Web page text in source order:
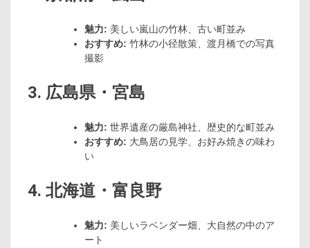
魅力: 美しい嵐山の竹林、古い町並み
おすすめ: 竹林の小径散策、渡月橋での写真
撮影
3. 広島県・宮島
魅力: 世界遺産の厳島神社、歴史的な町並み
おすすめ: 大鳥居の見学、お好み焼きの味わ
い
4. 北海道・富良野
魅力: 美しいラベンダー畑、大自然の中のア
ート